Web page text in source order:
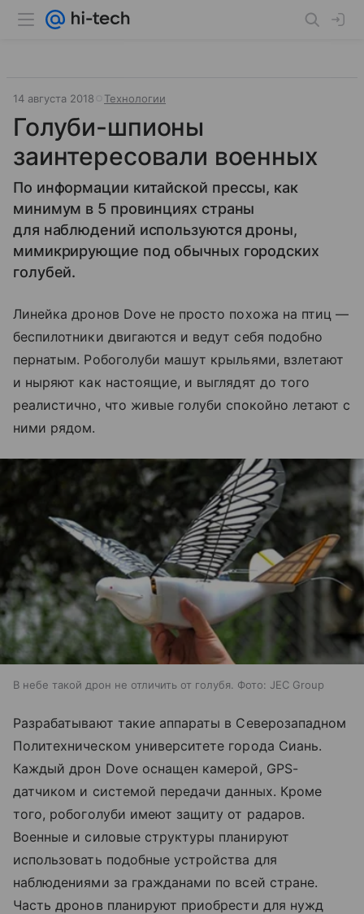
14 августа 2018 Технологии
Голуби-шпионы
заинтересовали военных
По информации китайской прессы, как
минимум в 5 провинциях страны
для наблюдений используются дроны,
мимикрирующие под обычных городских
голубей.
Линейка дронов Dove не просто похожа на птиц —
беспилотники двигаются и ведут себя подобно
пернатым. Робоголуби машут крыльями, взлетают
и ныряют как настоящие, и выглядят до того
реалистично, что живые голуби спокойно летают с
ними рядом.
В небе такой дрон не отличить от голубя. Фото: JEC Group
Разрабатывают такие аппараты в Северозападном
Политехническом университете города Сиань.
Каждый дрон Dove оснащен камерой, GPS-
датчиком и системой передачи данных. Кроме
того, робоголуби имеют защиту от радаров.
Военные и силовые структуры планируют
использовать подобные устройства для
наблюдениями за гражданами по всей стране.
Часть дронов планируют приобрести для нужд